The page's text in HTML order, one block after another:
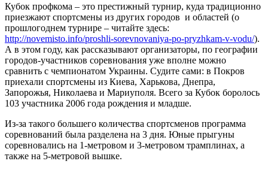
Кубок профкома – это престижный турнир, куда традиционно
приезжают спортсмены из других городов и областей (о
прошлогоднем турнире – читайте здесь:
http://novemisto.info/proshli-sorevnovaniya-po-pryzhkam-v-vodu/).
А в этом году, как рассказывают организаторы, по географии
городов-участников соревнования уже вполне можно
сравнить с чемпионатом Украины. Судите сами: в Покров
приехали спортсмены из Киева, Харькова, Днепра,
Запорожья, Николаева и Мариуполя. Всего за Кубок боролось
103 участника 2006 года рождения и младше.
Из-за такого большего количества спортсменов программа
соревнований была разделена на 3 дня. Юные прыгуны
соревновались на 1-метровом и 3-метровом трамплинах, а
также на 5-метровой вышке.